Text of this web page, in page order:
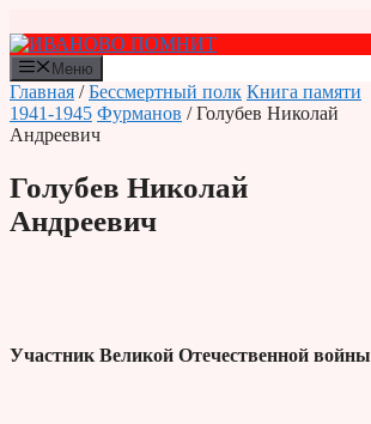
к
содержимому
Меню
Главная /Бессмертный полк Книга памяти
1941-1945 Фурманов / Голубев Николай
Андреевич
Голубев Николай
Андреевич
Участник Великой Отечественной войны